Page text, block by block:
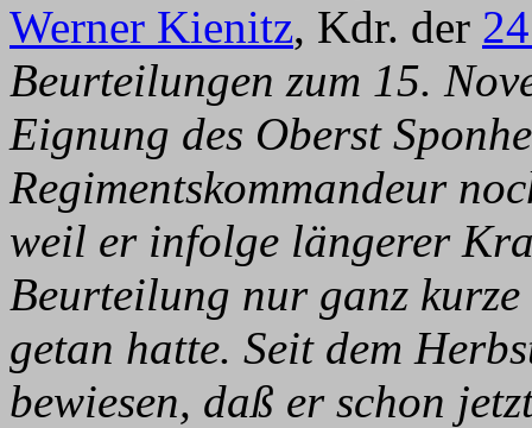
Werner Kienitz, Kdr. der
Beurteilungen zum 15.
Eignung des Oberst
Regimentskommandeur
weil er infolge längerer
Beurteilung nur ganz
getan hatte. Seit dem
bewiesen, daß er schon